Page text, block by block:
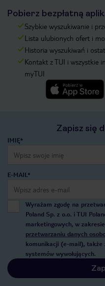
Pobierz bezpłatną
Szybkie wyszukiwanie i
Lista ulubionych ofert i
Historia wyszukiwań i
Kontakt z TUI i wszystkie
myTUI
Zapisz się
IMIĘ*
E-MAIL*
Wyrażam zgodę na
Poland Sp. z o.o. i TUI
marketingowych, w
przetwarzaniu danych
komunikacji (e-mail),
systemów wywołujących.